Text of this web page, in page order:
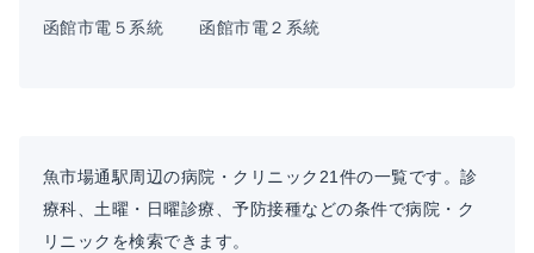
函館市電５系統 函館市電２系統
魚市場通駅周辺の病院・クリニック21件の一覧です。診
療科、土曜・日曜診療、予防接種などの条件で病院・ク
リニックを検索できます。